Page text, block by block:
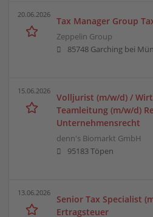
20.06.2026
Tax Manager Group
Zeppelin Group
85748 Garching bei
15.06.2026
Volljurist (m/w/d) /
Teamleitung (m/w/d)
Unternehmensrecht
denn's Biomarkt GmbH
95183 Töpen
13.06.2026
Senior Tax Specialist
Ertragsteuer